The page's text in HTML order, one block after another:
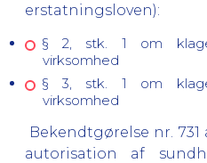
erstatningsloven):
§ 2, stk. 1 om
virksomhed
§ 3, stk. 1 om
virksomhed
Bekendtgørelse nr. 731
autorisation af